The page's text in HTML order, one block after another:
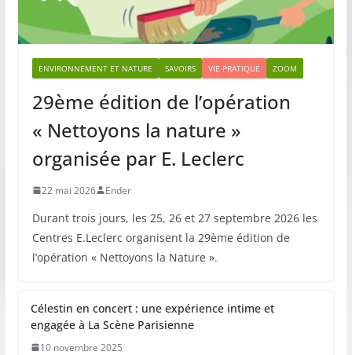
ENVIRONNEMENT ET NATURE SAVOIRS VIE PRATIQUE ZOOM
29ème édition de l’opération
« Nettoyons la nature »
organisée par E. Leclerc
22 mai 2026 Ender
Durant trois jours, les 25, 26 et 27 septembre 2026 les
Centres E.Leclerc organisent la 29ème édition de
l’opération « Nettoyons la Nature ».
Célestin en concert : une expérience intime et
engagée à La Scène Parisienne
10 novembre 2025